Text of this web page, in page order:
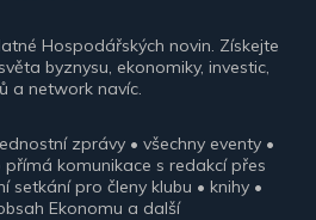
Hospodářských novin. Získejte
byznysu, ekonomiky, investic,
a network navíc.
zprávy • všechny eventy •
komunikace s redakcí přes
setkání pro členy klubu • knihy •
Ekonomu a další